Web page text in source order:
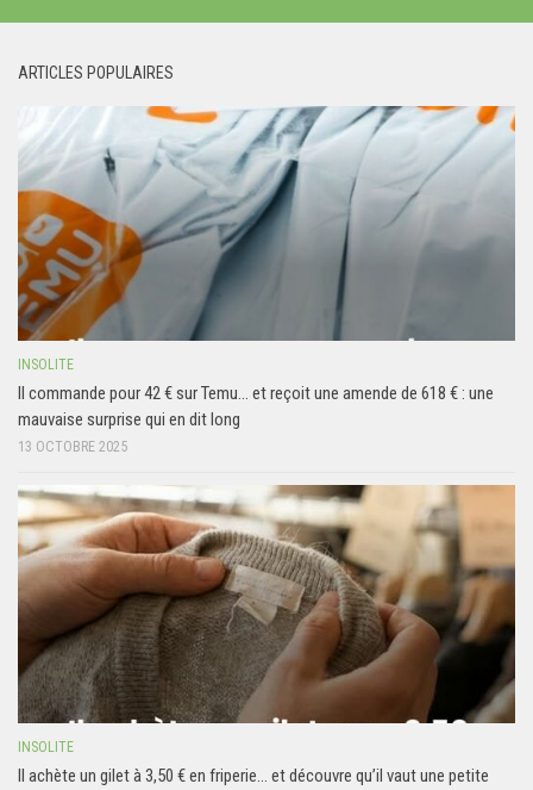
ARTICLES POPULAIRES
INSOLITE
Il commande pour 42 € sur Temu… et reçoit une amende de 618 € : une
mauvaise surprise qui en dit long
13 OCTOBRE 2025
INSOLITE
Il achète un gilet à 3,50 € en friperie… et découvre qu’il vaut une petite